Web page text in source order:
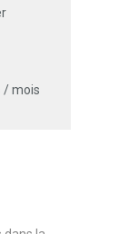
/ mois